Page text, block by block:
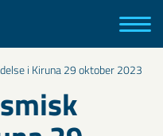
i Kiruna 29 oktober 2023